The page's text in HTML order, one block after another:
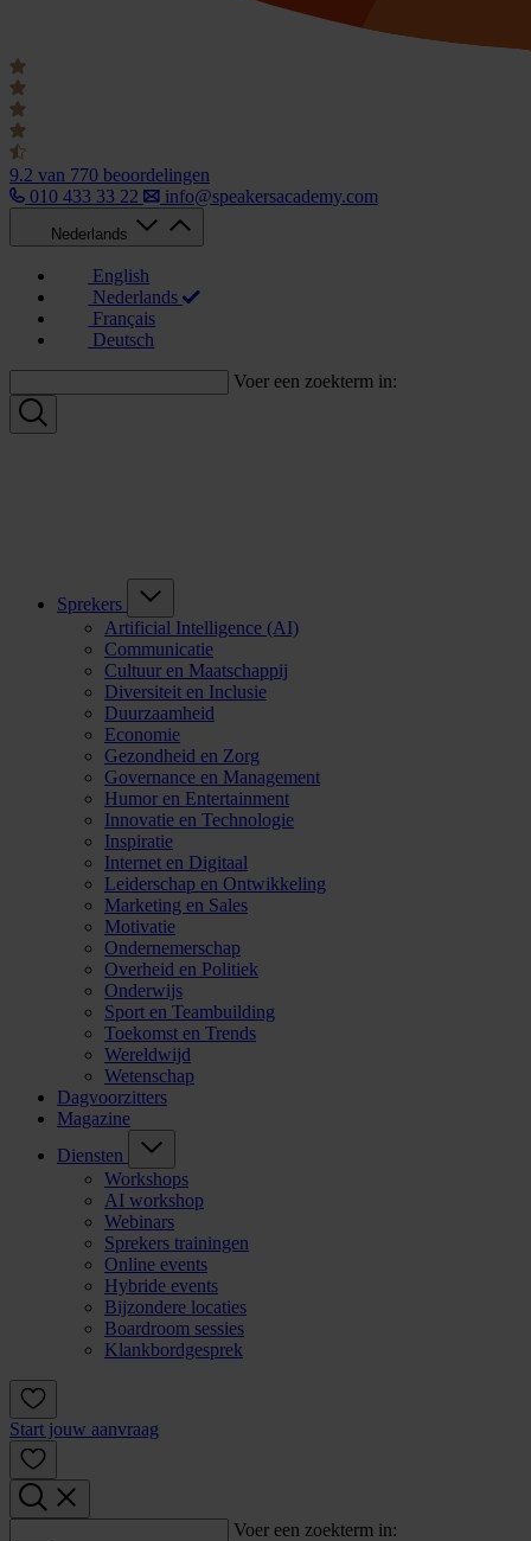
9.2 van 770 beoordelingen
010 433 33 22
info@speakersacademy.com
Nederlands
English
Nederlands
Français
Deutsch
Voer een zoekterm in:
Sprekers
Artificial Intelligence (AI)
Communicatie
Cultuur en Maatschappij
Diversiteit en Inclusie
Duurzaamheid
Economie
Gezondheid en Zorg
Governance en Management
Humor en Entertainment
Innovatie en Technologie
Inspiratie
Internet en Digitaal
Leiderschap en Ontwikkeling
Marketing en Sales
Motivatie
Ondernemerschap
Overheid en Politiek
Onderwijs
Sport en Teambuilding
Toekomst en Trends
Wereldwijd
Wetenschap
Dagvoorzitters
Magazine
Diensten
Workshops
AI workshop
Webinars
Sprekers trainingen
Online events
Hybride events
Bijzondere locaties
Boardroom sessies
Klankbordgesprek
Start jouw aanvraag
Voer een zoekterm in: